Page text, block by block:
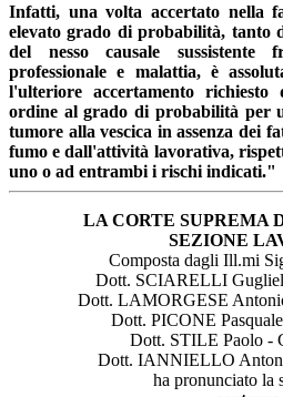
Infatti, una volta accertato nella
elevato grado di probabilità, tanto
del nesso causale sussistente
professionale e malattia, è
l'ulteriore accertamento
ordine al grado di probabilità per
tumore alla vescica in assenza dei
fumo e dall'attività lavorativa,
uno o ad entrambi i rischi indicati."
LA CORTE SUPREMA
SEZIONE
Composta dagli Ill.mi
Dott. SCIARELLI
Dott. LAMORGESE
Dott. PICONE
Dott. STILE Paolo -
Dott. IANNIELLO
ha pronunciato la